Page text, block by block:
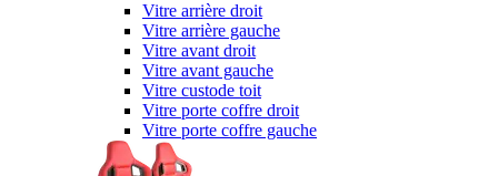
Vitre arrière droit
Vitre arrière gauche
Vitre avant droit
Vitre avant gauche
Vitre custode toit
Vitre porte coffre droit
Vitre porte coffre gauche